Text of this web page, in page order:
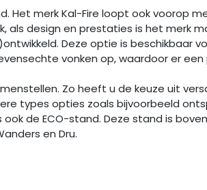
Het merk Kal-Fire loopt ook voorop
als design en prestaties is het merk
Deze optie is beschikbaar
vonken op, waardoor er
Zo heeft u de keuze uit
types opties zoals bijvoorbeeld
de ECO-stand. Deze stand is
en Dru.